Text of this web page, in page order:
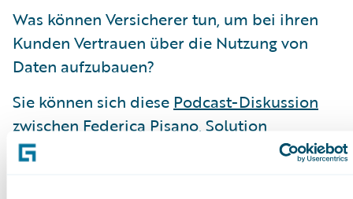
Was können Versicherer tun, um bei ihren
Kunden Vertrauen über die Nutzung von
Daten aufzubauen?
Sie können sich diese Podcast-Diskussion
zwischen Federica Pisano, Solution
Consultant, und René Schoenauer, Director,